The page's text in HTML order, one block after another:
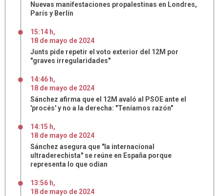
Nuevas manifestaciones propalestinas en Londres,
París y Berlín
15:14 h,
18 de mayo de 2024
Junts pide repetir el voto exterior del 12M por
"graves irregularidades"
14:46 h,
18 de mayo de 2024
Sánchez afirma que el 12M avaló al PSOE ante el
'procés' y no a la derecha: "Teníamos razón"
14:15 h,
18 de mayo de 2024
Sánchez asegura que "la internacional
ultraderechista" se reúne en España porque
representa lo que odian
13:56 h,
18 de mayo de 2024